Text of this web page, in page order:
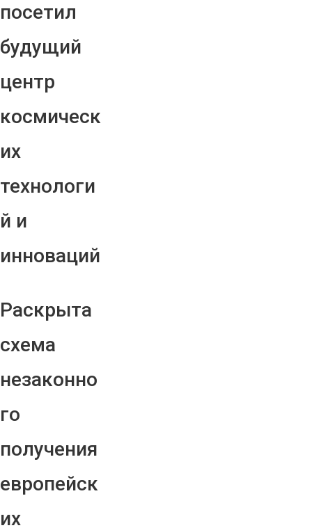
посетил
будущий
центр
космическ
их
технологи
й и
инноваций
Раскрыта
схема
незаконно
го
получения
европейск
их